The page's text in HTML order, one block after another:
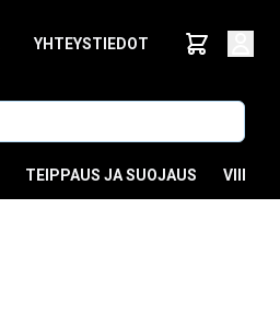
YHTEYSTIEDOT
TEIPPAUS JA SUOJAUS